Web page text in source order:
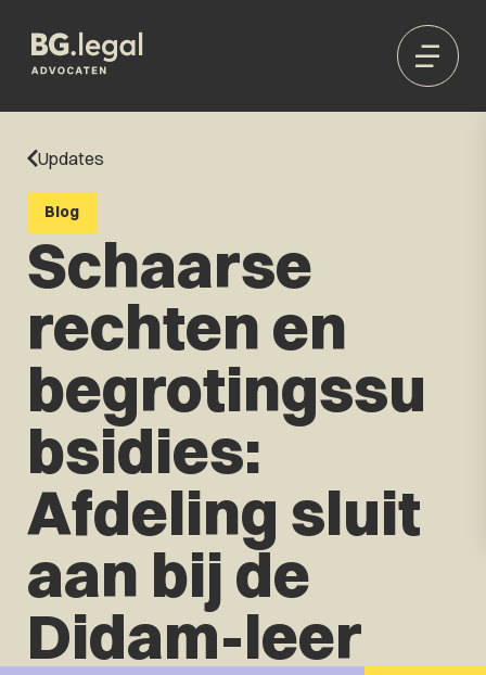
Updates
Blog
Schaarse
rechten en
begrotingssu
bsidies:
Afdeling sluit
aan bij de
Didam-leer